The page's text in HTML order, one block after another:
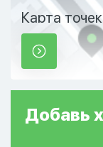
Карта точек
Добавь